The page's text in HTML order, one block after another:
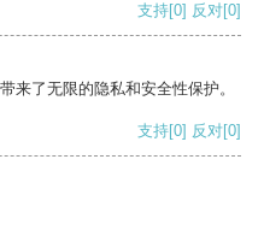
支持[0] 反对[0]
来了无限的隐私和安全性保护。
支持[0] 反对[0]